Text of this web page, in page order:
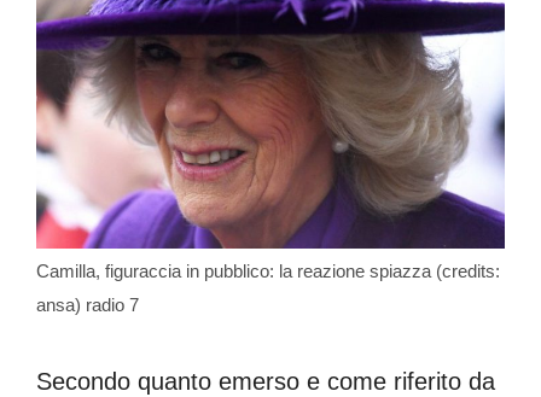
Camilla, figuraccia in pubblico: la reazione spiazza (credits:
ansa) radio 7
Secondo quanto emerso e come riferito da